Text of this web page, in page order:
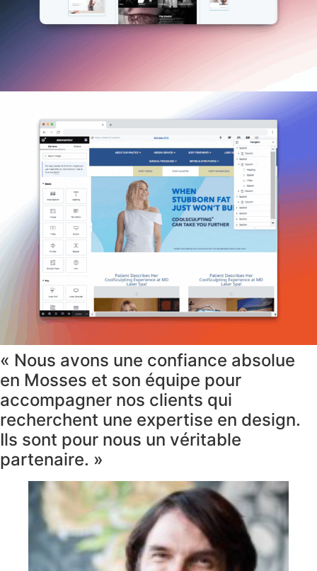
« Nous avons une confiance absolue
en Mosses et son équipe pour
accompagner nos clients qui
recherchent une expertise en design.
Ils sont pour nous un véritable
partenaire. »